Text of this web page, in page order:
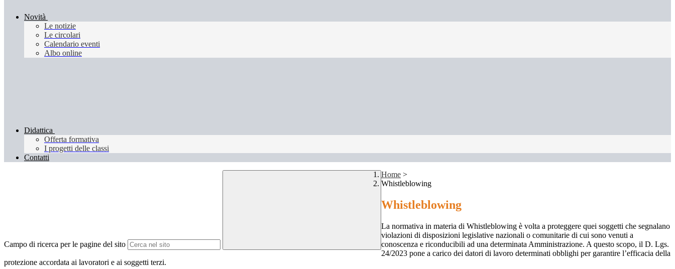
Novità
Le notizie
Le circolari
Calendario eventi
Albo online
Didattica
Offerta formativa
I progetti delle classi
Contatti
Campo di ricerca per le pagine del sito
Home >
Whistleblowing
Whistleblowing
La normativa in materia di Whistleblowing è volta a proteggere quei soggetti che segnalano
violazioni di disposizioni legislative nazionali o comunitarie di cui sono venuti a
conoscenza e riconducibili ad una determinata Amministrazione. A questo scopo, il D. Lgs.
24/2023 pone a carico dei datori di lavoro determinati obblighi per garantire l’efficacia della
protezione accordata ai lavoratori e ai soggetti terzi.